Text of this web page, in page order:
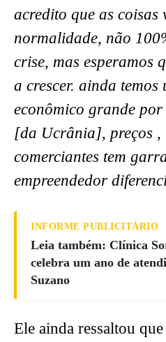
acredito que as coisas
normalidade, não
crise, mas esperamos
a crescer. ainda temos
econômico grande
[da Ucrânia], preços ,
comerciantes tem
empreendedor
INFORME PUBLICITÁRIO
Leia também: Clínica
celebra um ano de
Suzano
Ele ainda ressaltou